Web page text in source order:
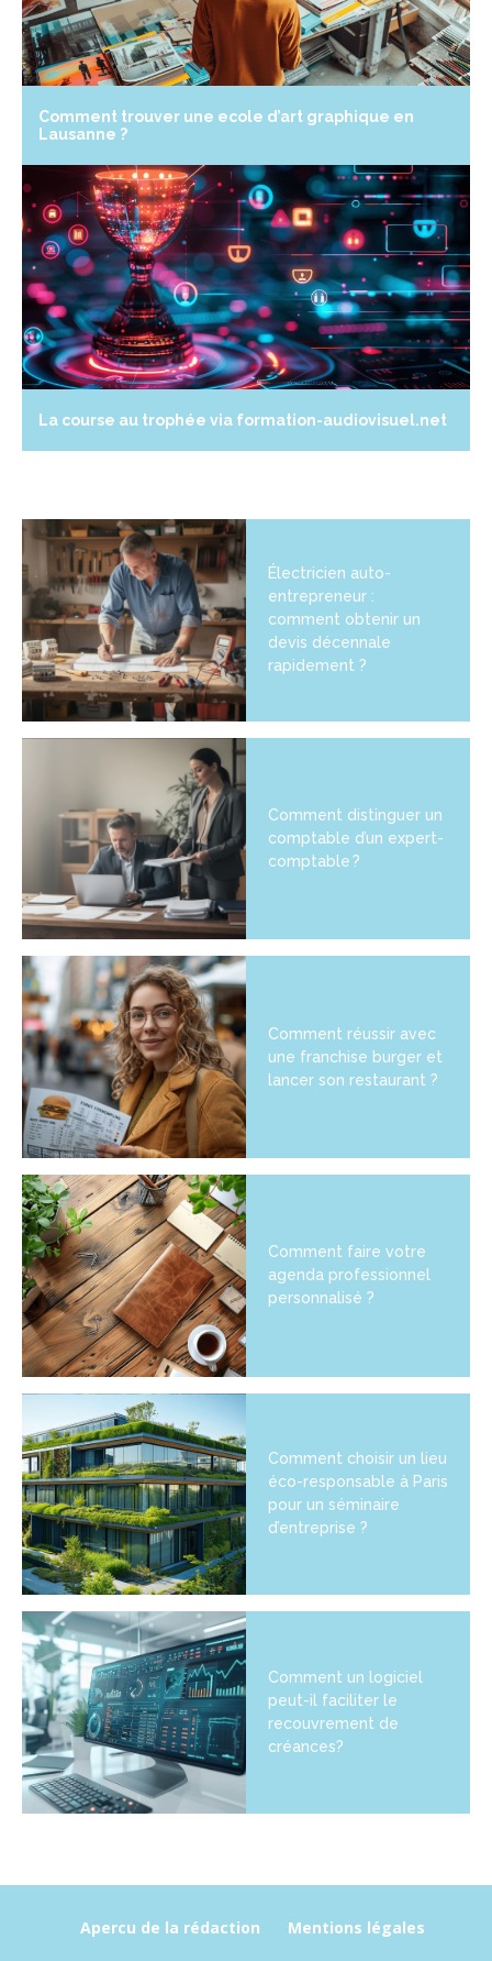
Comment trouver une ecole d’art graphique en
Lausanne ?
La course au trophée via formation-audiovisuel.net
Électricien auto-
entrepreneur :
comment obtenir un
devis décennale
rapidement ?
Comment distinguer un
comptable d’un expert-
comptable ?
Comment réussir avec
une franchise burger et
lancer son restaurant ?
Comment faire votre
agenda professionnel
personnalisé ?
Comment choisir un lieu
éco-responsable à Paris
pour un séminaire
d’entreprise ?
Comment un logiciel
peut-il faciliter le
recouvrement de
créances?
Apercu de la rédaction Mentions légales